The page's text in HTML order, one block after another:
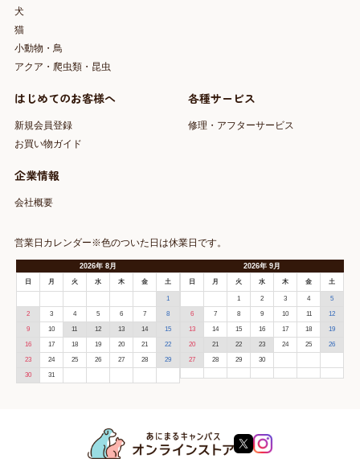
犬
猫
小動物・鳥
アクア・爬虫類・昆虫
はじめてのお客様へ
新規会員登録
お買い物ガイド
各種サービス
修理・アフターサービス
企業情報
会社概要
営業日カレンダー※色のついた日は休業日です。
2026年 8月
日 月 火 水 木 金 土
1
2 3 4 5 6 7 8
9 10 11 12 13 14 15
16 17 18 19 20 21 22
23 24 25 26 27 28 29
30 31
2026年9月
日 月 火 水 木 金 土
1 2 3 4 5
6 7 8 9 10 11 12
13 14 15 16 17 18 19
20 21 22 23 24 25 26
27 28 29 30